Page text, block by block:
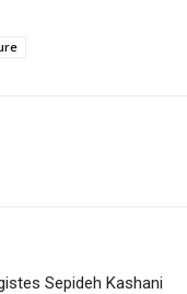
Sepideh Kashani